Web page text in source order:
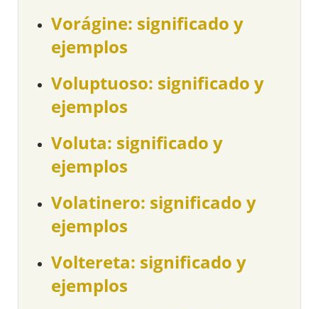
Vorágine: significado y
ejemplos
Voluptuoso: significado y
ejemplos
Voluta: significado y
ejemplos
Volatinero: significado y
ejemplos
Voltereta: significado y
ejemplos